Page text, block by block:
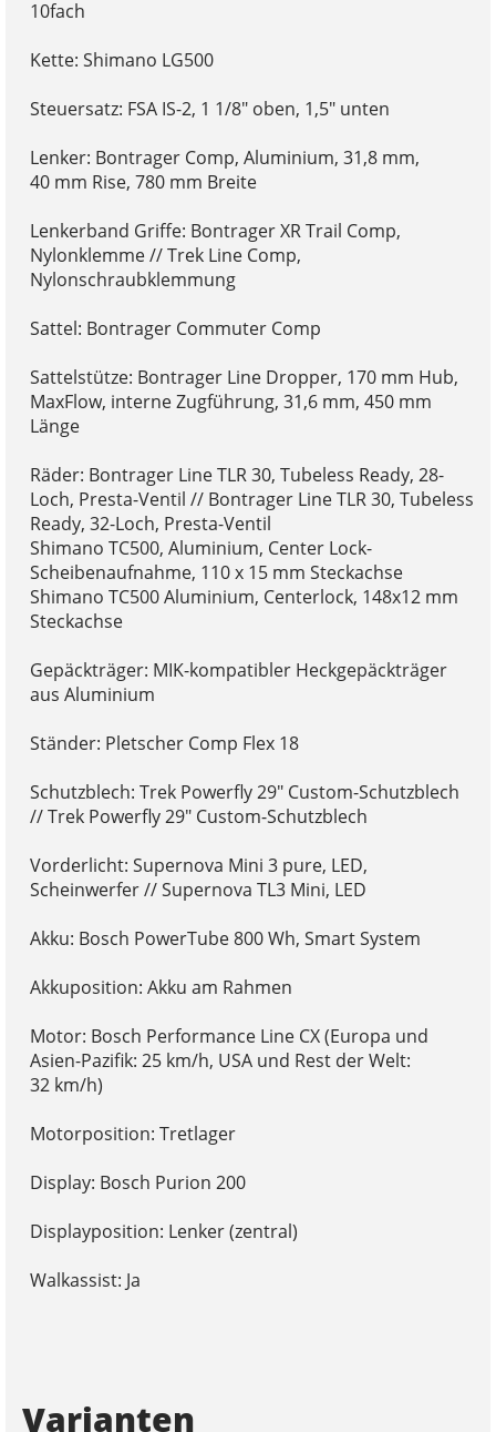
10fach
Kette: Shimano LG500
Steuersatz: FSA IS-2, 1 1/8" oben, 1,5" unten
Lenker: Bontrager Comp, Aluminium, 31,8 mm,
40 mm Rise, 780 mm Breite
Lenkerband Griffe: Bontrager XR Trail Comp,
Nylonklemme // Trek Line Comp,
Nylonschraubklemmung
Sattel: Bontrager Commuter Comp
Sattelstütze: Bontrager Line Dropper, 170 mm Hub,
MaxFlow, interne Zugführung, 31,6 mm, 450 mm
Länge
Räder: Bontrager Line TLR 30, Tubeless Ready, 28-
Loch, Presta-Ventil // Bontrager Line TLR 30, Tubeless
Ready, 32-Loch, Presta-Ventil
Shimano TC500, Aluminium, Center Lock-
Scheibenaufnahme, 110 x 15 mm Steckachse
Shimano TC500 Aluminium, Centerlock, 148x12 mm
Steckachse
Gepäckträger: MIK-kompatibler Heckgepäckträger
aus Aluminium
Ständer: Pletscher Comp Flex 18
Schutzblech: Trek Powerfly 29" Custom-Schutzblech
// Trek Powerfly 29" Custom-Schutzblech
Vorderlicht: Supernova Mini 3 pure, LED,
Scheinwerfer // Supernova TL3 Mini, LED
Akku: Bosch PowerTube 800 Wh, Smart System
Akkuposition: Akku am Rahmen
Motor: Bosch Performance Line CX (Europa und
Asien-Pazifik: 25 km/h, USA und Rest der Welt:
32 km/h)
Motorposition: Tretlager
Display: Bosch Purion 200
Displayposition: Lenker (zentral)
Walkassist: Ja
Varianten